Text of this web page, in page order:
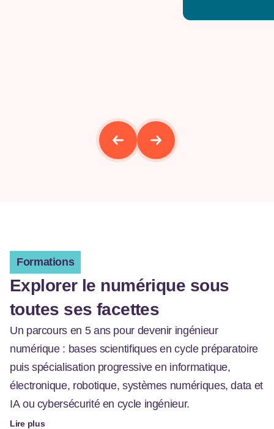
Formations
Explorer le numérique sous
toutes ses facettes
Un parcours en 5 ans pour devenir ingénieur
numérique : bases scientifiques en cycle préparatoire
puis spécialisation progressive en informatique,
électronique, robotique, systèmes numériques, data et
IA ou cybersécurité en cycle ingénieur.
Lire plus